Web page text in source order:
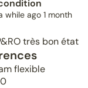
while ago 1 month
très bon état
flexible